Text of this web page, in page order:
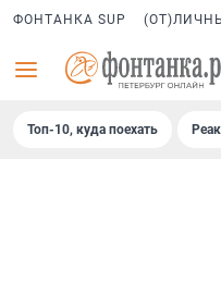
ФОНТАНКА SUP
Топ-10, куда поехать